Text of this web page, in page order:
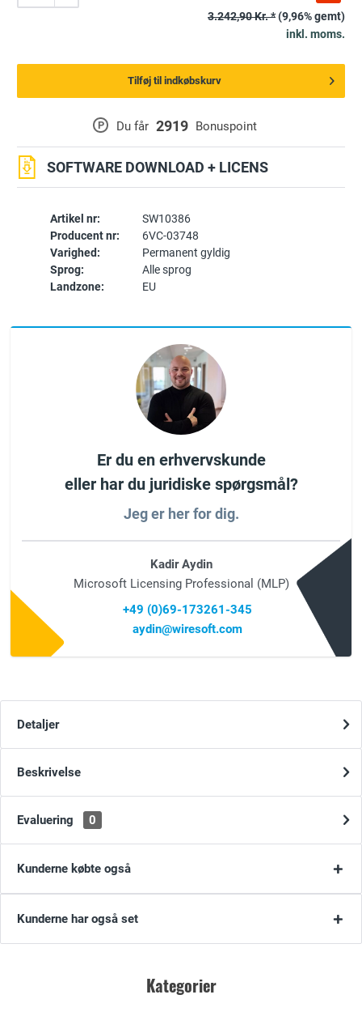
Artikel nr:
SW10386
Producent nr:
6VC-03748
Varighed:
Permanent gyldig
Sprog:
Alle sprog
Landzone:
EU
P Du får 2919 Bonuspoint
SOFTWARE DOWNLOAD + LICENS
3.242,90 Kr. *(9,96% gemt)
inkl. moms.
Tilføj til indkøbskurv
Er du en erhvervskunde
eller har du juridiske spørgsmål?
Jeg er her for dig.
Kadir Aydin
Microsoft Licensing Professional (MLP)
+49 (0)69-173261-345
aydin@wiresoft.com
Detaljer
Beskrivelse
Evaluering 0
Kunderne købte også
Kunderne har også set
Kategorier